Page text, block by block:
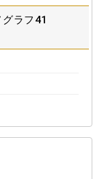
ラフ41